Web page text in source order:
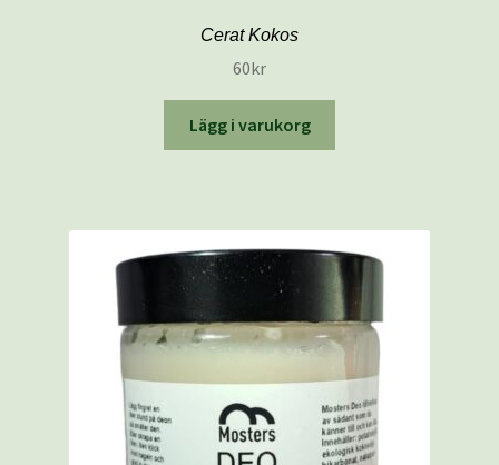
Cerat Kokos
60kr
Lägg i varukorg